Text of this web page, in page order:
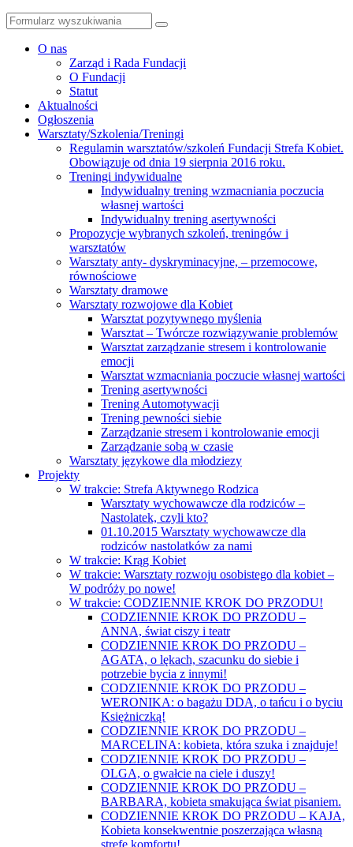
Szukaj
O nas
Zarząd i Rada Fundacji
O Fundacji
Statut
Aktualności
Ogłoszenia
Warsztaty/Szkolenia/Treningi
Regulamin warsztatów/szkoleń Fundacji Strefa Kobiet.
Obowiązuje od dnia 19 sierpnia 2016 roku.
Treningi indywidualne
Indywidualny trening wzmacniania poczucia
własnej wartości
Indywidualny trening asertywności
Propozycje wybranych szkoleń, treningów i
warsztatów
Warsztaty anty- dyskryminacyjne, – przemocowe,
równościowe
Warsztaty dramowe
Warsztaty rozwojowe dla Kobiet
Warsztat pozytywnego myślenia
Warsztat – Twórcze rozwiązywanie problemów
Warsztat zarządzanie stresem i kontrolowanie
emocji
Warsztat wzmacniania poczucie własnej wartości
Trening asertywności
Trening Automotywacji
Trening pewności siebie
Zarządzanie stresem i kontrolowanie emocji
Zarządzanie sobą w czasie
Warsztaty językowe dla młodziezy
Projekty
W trakcie: Strefa Aktywnego Rodzica
Warsztaty wychowawcze dla rodziców –
Nastolatek, czyli kto?
01.10.2015 Warsztaty wychowawcze dla
rodziców nastolatków za nami
W trakcie: Krąg Kobiet
W trakcie: Warsztaty rozwoju osobistego dla kobiet –
W podróży po nowe!
W trakcie: CODZIENNIE KROK DO PRZODU!
CODZIENNIE KROK DO PRZODU –
ANNA, świat ciszy i teatr
CODZIENNIE KROK DO PRZODU –
AGATA, o lękach, szacunku do siebie i
potrzebie bycia z innymi!
CODZIENNIE KROK DO PRZODU –
WERONIKA: o bagażu DDA, o tańcu i o byciu
Księżniczką!
CODZIENNIE KROK DO PRZODU –
MARCELINA: kobieta, która szuka i znajduje!
CODZIENNIE KROK DO PRZODU –
OLGA, o gwałcie na ciele i duszy!
CODZIENNIE KROK DO PRZODU –
BARBARA, kobieta smakująca świat pisaniem.
CODZIENNIE KROK DO PRZODU – KAJA,
Kobieta konsekwentnie poszerzająca własną
strefę komfortu!